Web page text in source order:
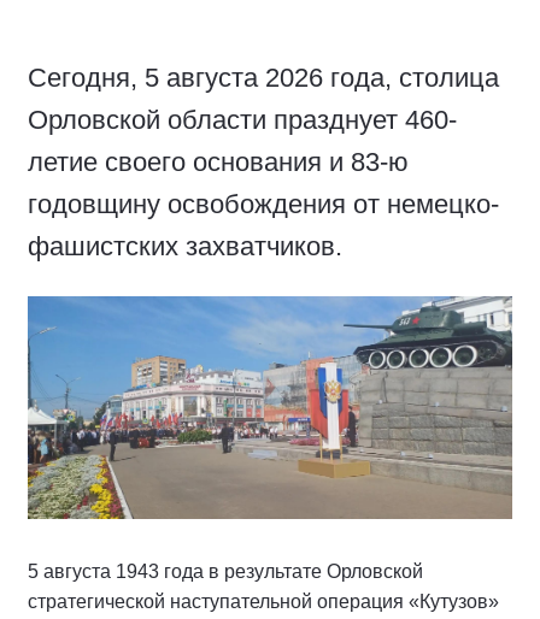
Сегодня, 5 августа 2026 года, столица
Орловской области празднует 460-
летие своего основания и 83-ю
годовщину освобождения от немецко-
фашистских захватчиков.
5 августа 1943 года в результате Орловской
стратегической наступательной операция «Кутузов»